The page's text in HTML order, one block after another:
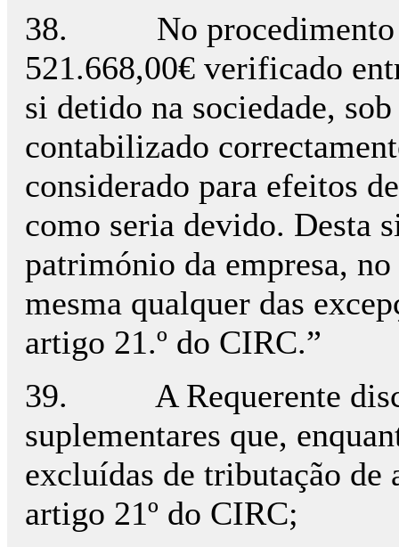
38. No procedimento
521.668,00€ verificado
si detido na sociedade,
contabilizado
considerado para efeitos
como seria devido. Desta
património da empresa,
mesma qualquer das
artigo 21.º do CIRC.”
39. A Requerente
suplementares que,
excluídas de tributação de
artigo 21º do CIRC;